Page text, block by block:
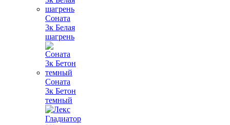
Соната
3к Белая
шагрень
Соната
3к Бетон
темный